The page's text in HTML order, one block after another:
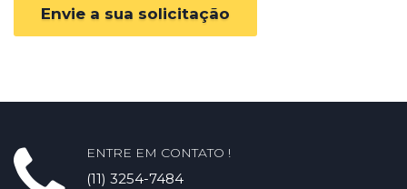
ENTRE EM CONTATO !
(11) 3254-7484